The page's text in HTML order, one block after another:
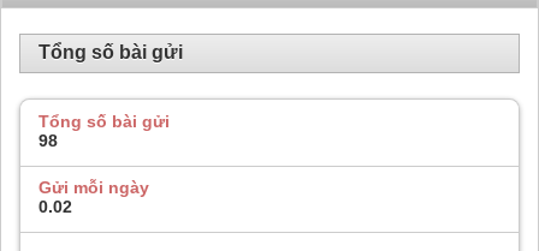
Tổng số bài gửi
Tổng số bài gửi
98
Gửi mỗi ngày
0.02